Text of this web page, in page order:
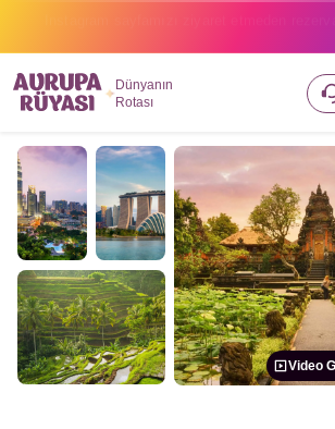
Dünyanın
Rotası
Video